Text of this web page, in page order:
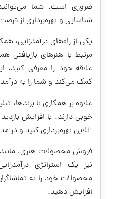
ضروری است. شما
شناسایی و بهره‌برداری از
یکی از راه‌های درآمدزایی،
مرتبط با هنرهای بازیافتی
علاقه خود را معرفی کنید.
کمک می‌کند و شما را به
علاوه بر همکاری با برندها،
خوبی دارند. با افزایش
آنلاین بهره‌برداری کنید و
فروش محصولات هنری، مانند
نیز یک استراتژی
محصولات خود را به
افزایش دهید.